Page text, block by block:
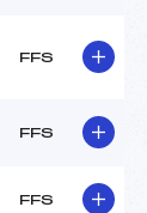
FFS
FFS
FFS